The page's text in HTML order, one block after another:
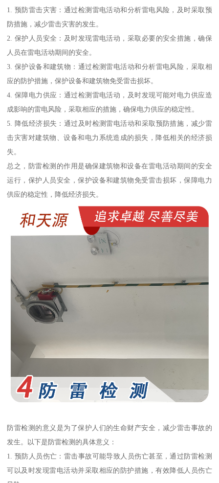
1. 预防雷击灾害：通过检测雷电活动和分析雷电风险，及时采取预
防措施，减少雷击灾害的发生。
2. 保护人员安全：及时发现雷电活动，采取必要的安全措施，确保
人员在雷电活动期间的安全。
3. 保护设备和建筑物：通过检测雷电活动和分析雷电风险，采取相
应的防护措施，保护设备和建筑物免受雷击损坏。
4. 保障电力供应：通过检测雷电活动，及时发现可能对电力供应造
成影响的雷电风险，采取相应的措施，确保电力供应的稳定性。
5. 降低经济损失：通过及时检测雷电活动和采取预防措施，减少雷
击灾害对建筑物、设备和电力系统造成的损失，降低相关的经济损
失。
总之，防雷检测的作用是确保建筑物和设备在雷电活动期间的安全
运行，保护人员安全，保护设备和建筑物免受雷击损坏，保障电力
供应的稳定性，降低经济损失。
防雷检测的意义是为了保护人们的生命财产安全，减少雷击事故的
发生。以下是防雷检测的具体意义：
1. 预防人员伤亡：雷击事故可能导致人员伤亡甚至，通过防雷检测
可以及时发现雷电活动并采取相应的防护措施，有效降低人员伤亡